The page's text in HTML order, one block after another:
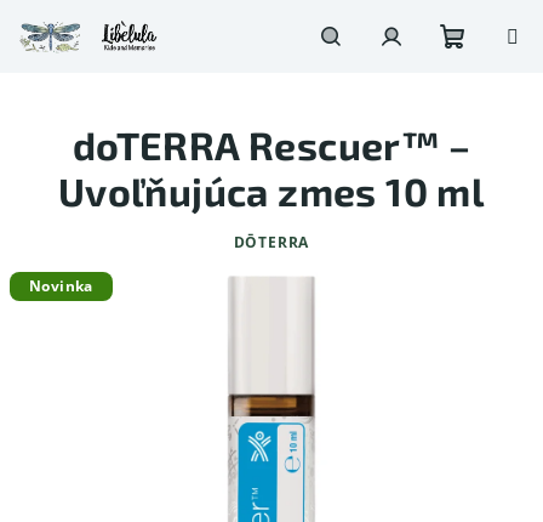
na
obsah
košík
doTERRA Rescuer™ –
Uvoľňujúca zmes 10 ml
DŌTERRA
Novinka